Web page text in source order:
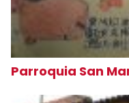
Parroquia San